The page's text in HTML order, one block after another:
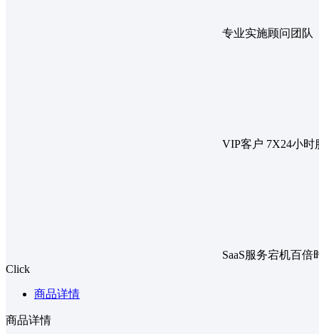
专业实施顾问团队
VIP客户 7X24小时
SaaS服务宕机百倍
Click
商品详情
商品详情